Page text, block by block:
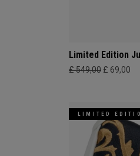
Limited Edition
£ 549,00 £ 69,00
LIMITED